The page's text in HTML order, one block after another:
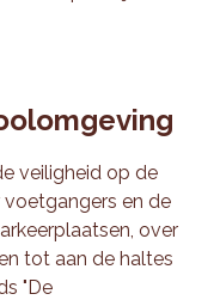
veiligheid op de
en de
over
tot aan de haltes
"De